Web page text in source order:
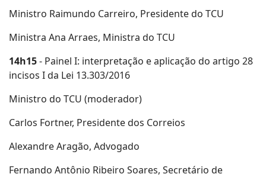
Ministro Raimundo Carreiro, Presidente do TCU
Ministra Ana Arraes, Ministra do TCU
14h15- Painel I: interpretação e aplicação do artigo 28
incisos I da Lei 13.303/2016
Ministro do TCU (moderador)
Carlos Fortner, Presidente dos Correios
Alexandre Aragão, Advogado
Fernando Antônio Ribeiro Soares, Secretário de